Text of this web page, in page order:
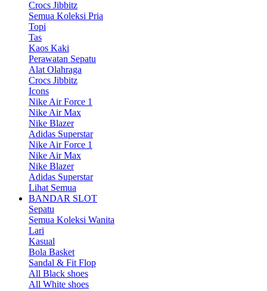
Crocs Jibbitz
Semua Koleksi Pria
Topi
Tas
Kaos Kaki
Perawatan Sepatu
Alat Olahraga
Crocs Jibbitz
Icons
Nike Air Force 1
Nike Air Max
Nike Blazer
Adidas Superstar
Nike Air Force 1
Nike Air Max
Nike Blazer
Adidas Superstar
Lihat Semua
BANDAR SLOT
Sepatu
Semua Koleksi Wanita
Lari
Kasual
Bola Basket
Sandal & Fit Flop
All Black shoes
All White shoes